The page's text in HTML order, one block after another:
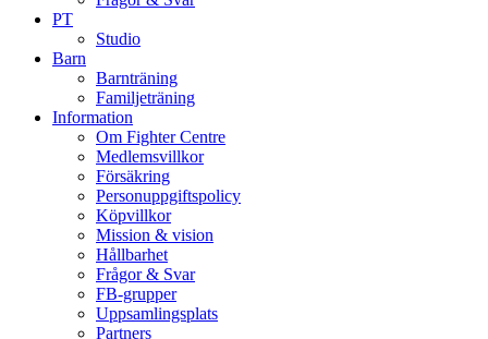
PT
Studio
Barn
Barnträning
Familjeträning
Information
Om Fighter Centre
Medlemsvillkor
Försäkring
Personuppgiftspolicy
Köpvillkor
Mission & vision
Hållbarhet
Frågor & Svar
FB-grupper
Uppsamlingsplats
Partners